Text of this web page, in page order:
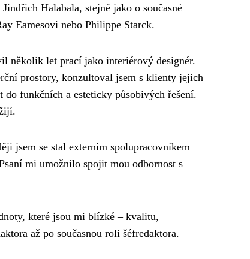
Halabala, stejně jako o současné
Eamesovi nebo Philippe Starck.
několik let prací jako interiérový designér.
prostory, konzultoval jsem s klienty jejich
do funkčních a esteticky působivých řešení.
jsem se stal externím spolupracovníkem
mi umožnilo spojit mou odbornost s
které jsou mi blízké – kvalitu,
až po současnou roli šéfredaktora.